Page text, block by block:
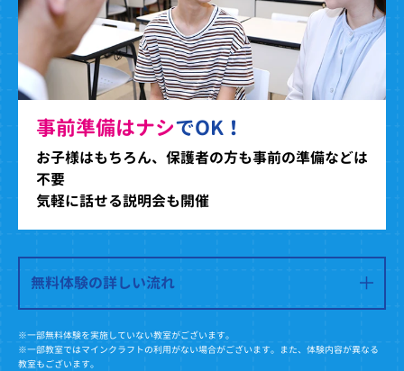
事前準備はナシでOK！
お子様はもちろん、保護者の方も事前の準備などは
不要
気軽に話せる説明会も開催
無料体験の詳しい流れ
※一部無料体験を実施していない教室がございます。
※一部教室ではマインクラフトの利用がない場合がございます。また、体験内容が異なる
教室もございます。